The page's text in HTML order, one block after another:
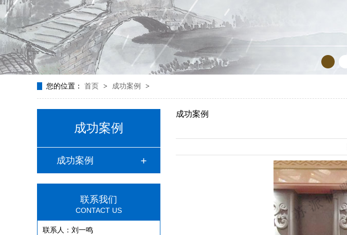
您的位置： 首页 > 成功案例 >
成功案例
成功案例
联系我们
CONTACT US
联系人：刘一鸣
成功案例